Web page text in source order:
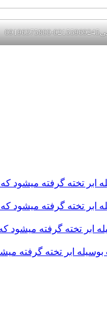
تخته گرفته میشود که
تخته گرفته میشود که
تخته گرفته میشود که
ابر تخته گرفته